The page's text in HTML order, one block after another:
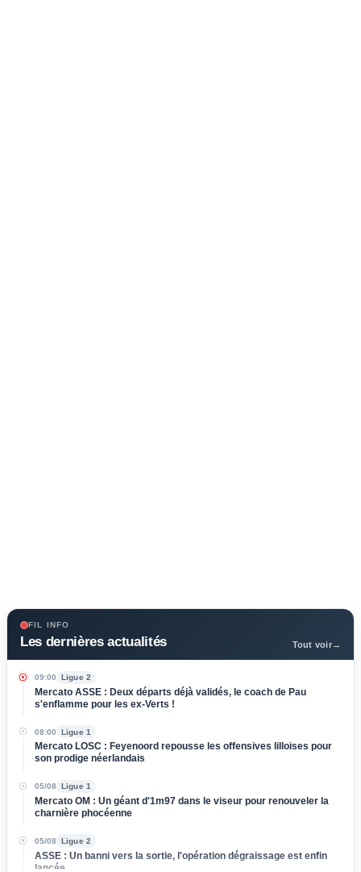
FIL INFO
Les dernières actualités Tout voir→
09:00 Ligue 2
Mercato ASSE : Deux départs déjà validés, le coach de Pau
s'enflamme pour les ex-Verts !
08:00 Ligue 1
Mercato LOSC : Feyenoord repousse les offensives lilloises pour
son prodige néerlandais
05/08 Ligue 1
Mercato OM : Un géant d'1m97 dans le viseur pour renouveler la
charnière phocéenne
05/08 Ligue 2
ASSE : Un banni vers la sortie, l'opération dégraissage est enfin
lancée